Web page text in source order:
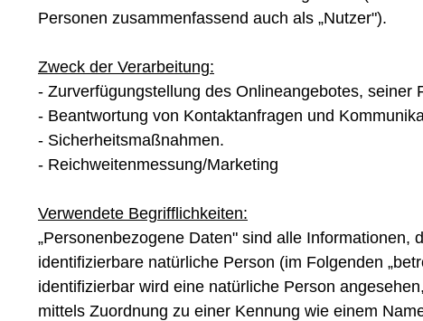
Personen zusammenfassend auch als „Nutzer").
Zweck der Verarbeitung:
- Zurverfügungstellung des Onlineangebotes, seiner
- Beantwortung von Kontaktanfragen und
- Sicherheitsmaßnahmen.
- Reichweitenmessung/Marketing
Verwendete Begrifflichkeiten:
„Personenbezogene Daten" sind alle Informationen,
identifizierbare natürliche Person (im Folgenden
identifizierbar wird eine natürliche Person
mittels Zuordnung zu einer Kennung wie einem